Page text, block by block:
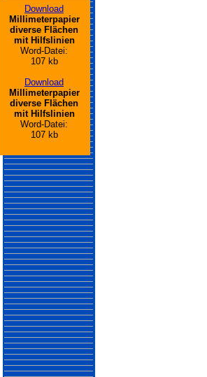
Download
Millimeterpapier
diverse Flächen
mit Hilfslinien
Word-Datei:
107 kb
Download
Millimeterpapier
diverse Flächen
mit Hilfslinien
Word-Datei:
107 kb